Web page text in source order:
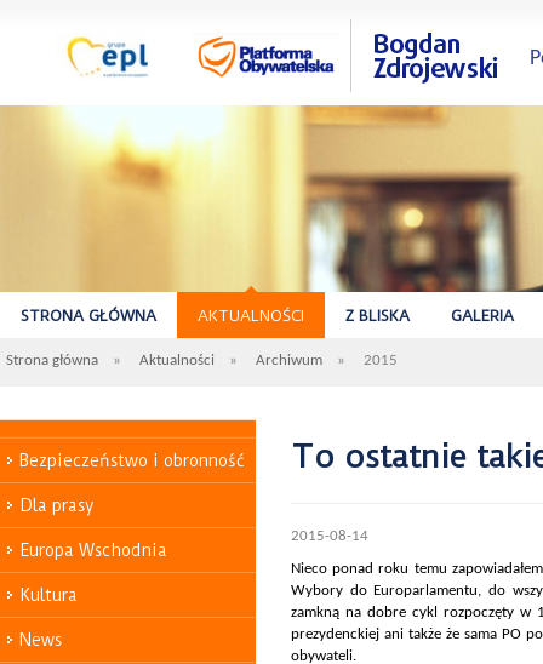
STRONA GŁÓWNA AKTUALNOŚCI Z BLISKA GALERIA
Strona główna » Aktualności » Archiwum » 2015
Bezpieczeństwo i obronność
Dla prasy
Europa Wschodnia
Kultura
News
To ostatnie
2015-08-14
Nieco ponad roku temu
Wybory do Europarlamentu, do
zamkną na dobre cykl rozpoczęty w
prezydenckiej ani także że sama PO
obywateli.